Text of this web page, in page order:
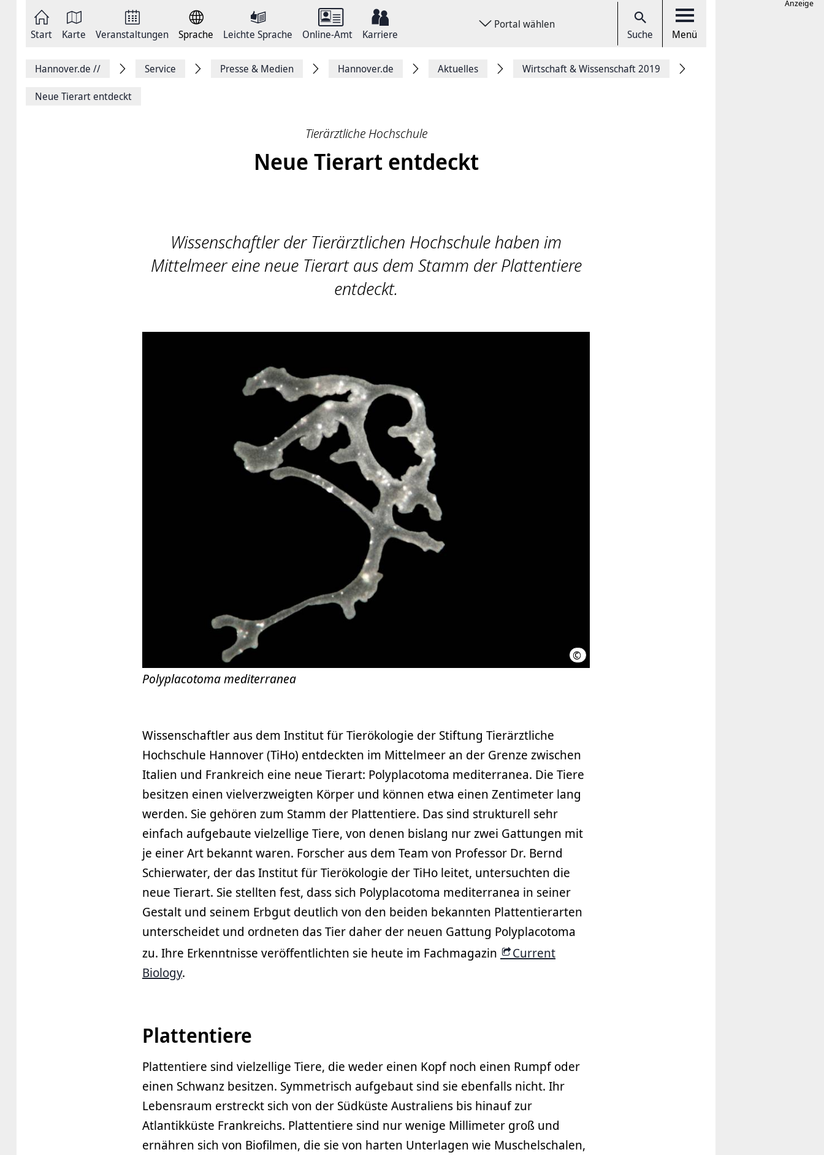
springen
Start Karte Veranstaltungen Sprache Leichte Sprache Online-Amt Karriere
Portal wählen
Suche Menü
FacebookHannover.de // Service Presse & Medien Hannover.de Aktuelles Wirtschaft & Wissenschaft 2019
Neue Tierart entdeckt
Tierärztliche Hochschule
Neue Tierart entdeckt
Wissenschaftler der Tierärztlichen Hochschule haben im
Mittelmeer eine neue Tierart aus dem Stamm der Plattentiere
entdeckt.
© Hans-Jürgen Osigus
Polyplacotoma mediterranea
Wissenschaftler aus dem Institut für Tierökologie der Stiftung Tierärztliche
Hochschule Hannover (TiHo) entdeckten im Mittelmeer an der Grenze zwischen
Italien und Frankreich eine neue Tierart: Polyplacotoma mediterranea. Die Tiere
besitzen einen vielverzweigten Körper und können etwa einen Zentimeter lang
werden. Sie gehören zum Stamm der Plattentiere. Das sind strukturell sehr
einfach aufgebaute vielzellige Tiere, von denen bislang nur zwei Gattungen mit
je einer Art bekannt waren. Forscher aus dem Team von Professor Dr. Bernd
Schierwater, der das Institut für Tierökologie der TiHo leitet, untersuchten die
neue Tierart. Sie stellten fest, dass sich Polyplacotoma mediterranea in seiner
Gestalt und seinem Erbgut deutlich von den beiden bekannten Plattentierarten
unterscheidet und ordneten das Tier daher der neuen Gattung Polyplacotoma
zu. Ihre Erkenntnisse veröffentlichten sie heute im Fachmagazin
Current
Biology.
Plattentiere
Plattentiere sind vielzellige Tiere, die weder einen Kopf noch einen Rumpf oder
einen Schwanz besitzen. Symmetrisch aufgebaut sind sie ebenfalls nicht. Ihr
Lebensraum erstreckt sich von der Südküste Australiens bis hinauf zur
Atlantikküste Frankreichs. Plattentiere sind nur wenige Millimeter groß und
ernähren sich von Biofilmen, die sie von harten Unterlagen wie Muschelschalen,
Anzeige